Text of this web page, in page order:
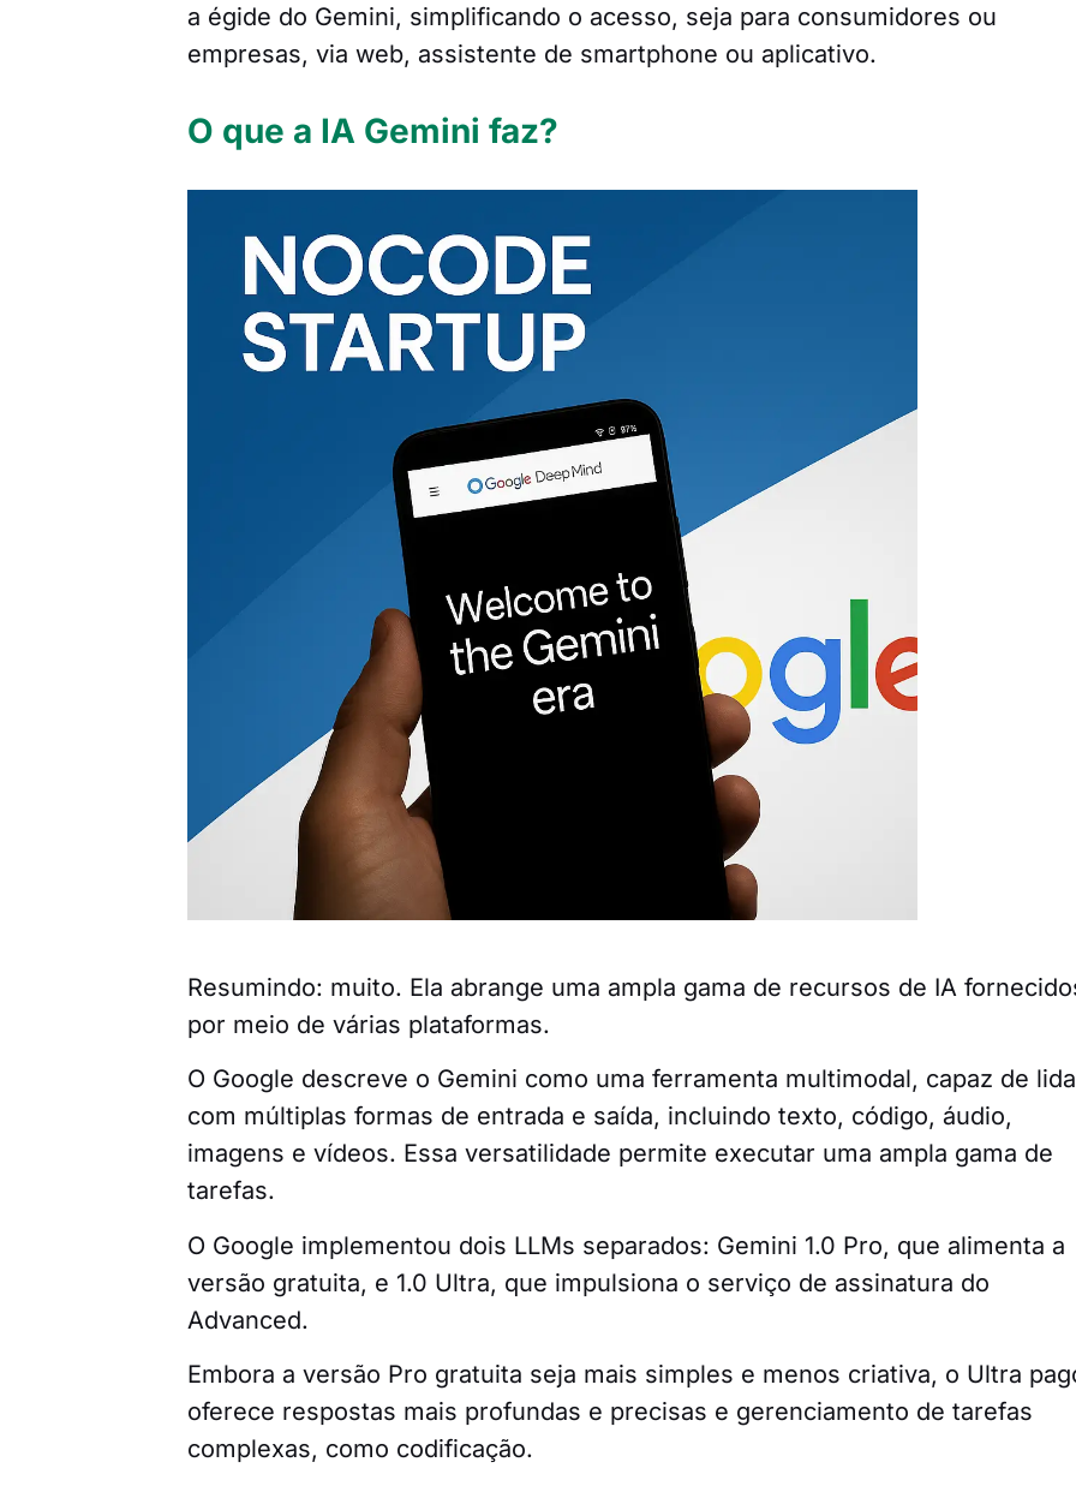
a égide do Gemini, simplificando o acesso, seja para consumidores ou
empresas, via web, assistente de smartphone ou aplicativo.
O que a IA Gemini faz?
Resumindo: muito. Ela abrange uma ampla gama de recursos de IA
por meio de várias plataformas.
O Google descreve o Gemini como uma ferramenta multimodal, capaz de
com múltiplas formas de entrada e saída, incluindo texto, código, áudio,
imagens e vídeos. Essa versatilidade permite executar uma ampla gama de
tarefas.
O Google implementou dois LLMs separados: Gemini 1.0 Pro, que alimenta a
versão gratuita, e 1.0 Ultra, que impulsiona o serviço de assinatura do
Advanced.
Embora a versão Pro gratuita seja mais simples e menos criativa, o Ultra
oferece respostas mais profundas e precisas e gerenciamento de tarefas
complexas, como codificação.